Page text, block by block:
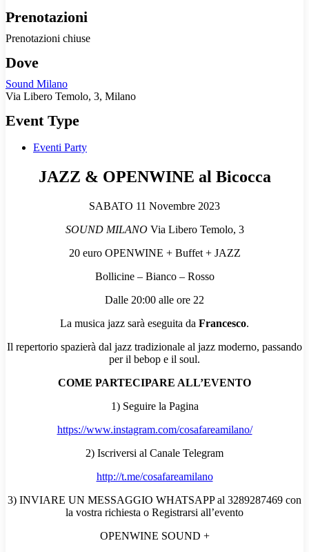
Prenotazioni
Prenotazioni chiuse
Dove
Sound Milano
Via Libero Temolo, 3, Milano
Event Type
Eventi Party
JAZZ & OPENWINE al Bicocca
SABATO 11 Novembre 2023
SOUND MILANO Via Libero Temolo, 3
20 euro OPENWINE + Buffet + JAZZ
Bollicine – Bianco – Rosso
Dalle 20:00 alle ore 22
La musica jazz sarà eseguita da Francesco.
Il repertorio spazierà dal jazz tradizionale al jazz moderno, passando
per il bebop e il soul.
COME PARTECIPARE ALL’EVENTO
1) Seguire la Pagina
https://www.instagram.com/cosafareamilano/
2) Iscriversi al Canale Telegram
http://t.me/cosafareamilano
3) INVIARE UN MESSAGGIO WHATSAPP al 3289287469 con
la vostra richiesta o Registrarsi all’evento
OPENWINE SOUND +